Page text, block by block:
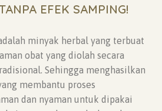
EFEK SAMPING!
minyak herbal yang terbuat
obat yang diolah secara
Sehingga menghasilkan
membantu proses
dan nyaman untuk dipakai